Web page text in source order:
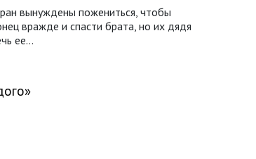
вынуждены пожениться, чтобы
вражде и спасти брата, но их дядя
ее…